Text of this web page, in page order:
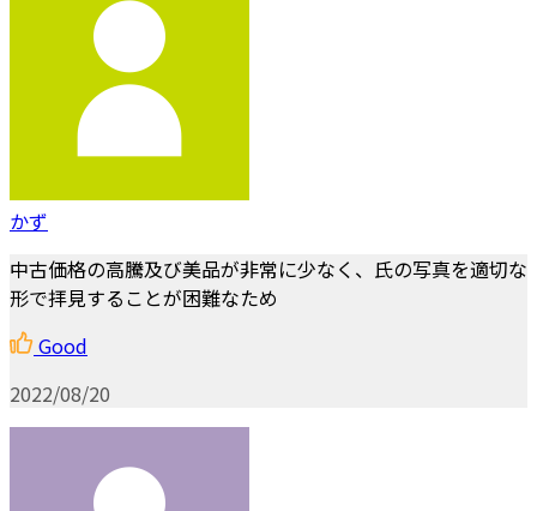
かず
中古価格の高騰及び美品が非常に少なく、氏の写真を適切な
形で拝見することが困難なため
Good
2022/08/20